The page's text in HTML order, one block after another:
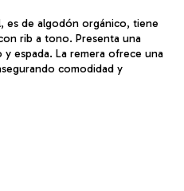
es de algodón orgánico, tiene
rib a tono. Presenta una
espada. La remera ofrece una
comodidad y